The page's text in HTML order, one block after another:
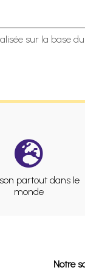
sur la base
partout dans le
monde
Notre